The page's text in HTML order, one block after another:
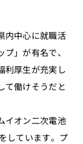
内中心に就職活
」が有名で、
利厚生が充実し
て働けそうだと
イオン二次電池
しています。プ